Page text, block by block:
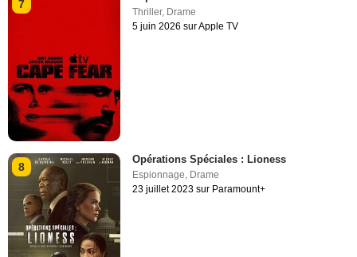
7
Thriller, Drame
5 juin 2026 sur Apple TV
8
Opérations Spéciales : Lioness
Espionnage Drame
23 juillet 2023 sur Paramount+